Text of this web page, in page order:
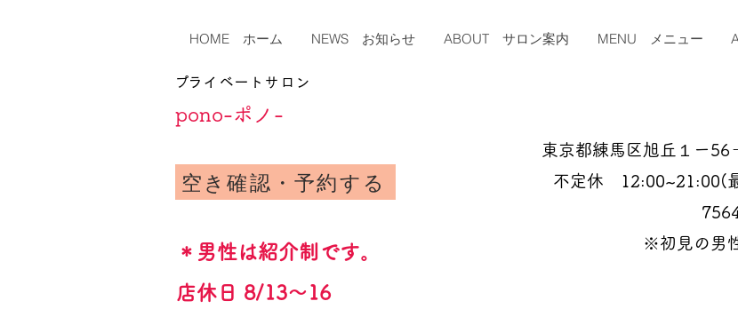
HOME ホーム NEWS お知らせ ABOUT サロン案内 MENU メニュー
​pono-ポノ-
​プライベートサロン
空き確認・予約する
＊男性は紹介制です。
​店休日 8/13～16
東京都練馬区旭丘１ー
不定休 12:00~21:00(
※​初見の男